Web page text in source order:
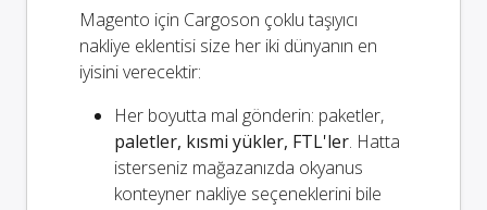
Magento için Cargoson çoklu taşıyıcı
nakliye eklentisi size her iki dünyanın en
iyisini verecektir:
Her boyutta mal gönderin: paketler,
paletler, kısmi yükler, FTL'ler. Hatta
isterseniz mağazanızda okyanus
konteyner nakliye seçeneklerini bile